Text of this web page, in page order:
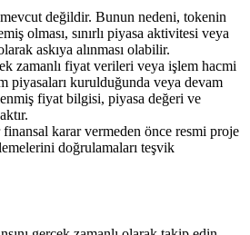
kullanan vadeli işlemler
değildir. Bunun nedeni, tokenin
olması, sınırlı piyasa aktivitesi veya
askıya alınması olabilir.
zamanlı fiyat verileri veya işlem hacmi
piyasaları kurulduğunda veya devam
fiyat bilgisi, piyasa değeri ve
finansal karar vermeden önce resmi proje
doğrulamaları teşvik